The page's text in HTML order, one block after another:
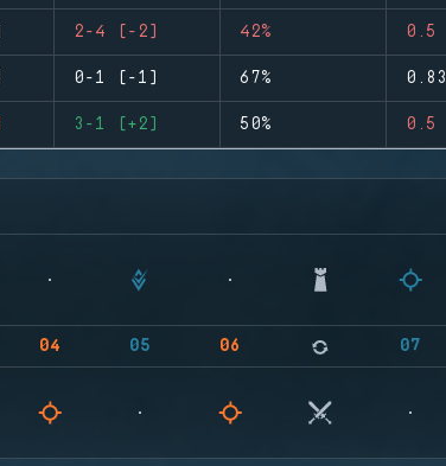
2-4 (-2) 42% 0.5
0-1 (-1) 67% 0.83
3-1 (+2) 50% 0.5
04 05 06 07